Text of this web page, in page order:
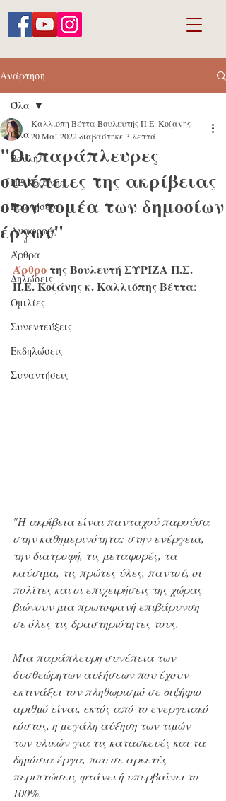
Ανάρτηση
Όλα
Βουλή
ΠΕ Κοζάνης
Ερωτήσεις
Αναφορές
Άρθρα
Δηλώσεις
Ομιλίες
Συνεντεύξεις
Εκδηλώσεις
Συναντήσεις
Όλα
"Οι παράπλευρες
συνέπειες της ακρίβειας
στον τομέα των δημοσίων
έργων"
Καλλιόπη Βέττα Βουλευτής Π.Ε. Κοζάνης
20 Μαΐ 2022διαβάστηκε 3 λεπτά
Άρθρο της Βουλευτή ΣΥΡΙΖΑ Π.Σ.
Π.Ε. Κοζάνης κ. Καλλιόπης Βέττα:
"Η ακρίβεια είναι πανταχού παρούσα
στην καθημερινότητα: στην ενέργεια,
την διατροφή, τις μεταφορές, τα
καύσιμα, τις πρώτες ύλες, παντού, οι
πολίτες και οι επιχειρήσεις της χώρας
βιώνουν μια πρωτοφανή επιβάρυνση
σε όλες τις δραστηριότητες τους.
Μια παράπλευρη συνέπεια των
δυσθεώρητων αυξήσεων που έχουν
εκτινάξει τον πληθωρισμό σε διψήφιο
αριθμό είναι, εκτός από το ενεργειακό
κόστος, η μεγάλη αύξηση των τιμών
των υλικών για τις κατασκευές και τα
δημόσια έργα, που σε αρκετές
περιπτώσεις φτάνει ή υπερβαίνει το
100%.